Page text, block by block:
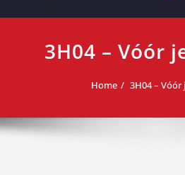
3H04 – Vóór
Home 3H04 –